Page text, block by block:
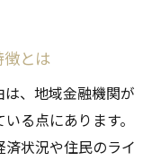
とは
、地域金融機関が
る点にあります。
状況や住民のライ